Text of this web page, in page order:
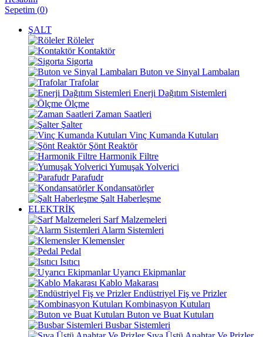
Sepetim (0)
ŞALT
Röleler
Kontaktör
Sigorta
Buton ve Sinyal Lambaları
Trafolar
Enerji Dağıtım Sistemleri
Ölçme
Zaman Saatleri
Şalter
Vinç Kumanda Kutuları
Şönt Reaktör
Harmonik Filtre
Yumuşak Yolverici
Parafudr
Kondansatörler
Şalt Haberleşme
ELEKTRİK
Sarf Malzemeleri
Alarm Sistemleri
Klemensler
Pedal
Isıtıcı
Uyarıcı Ekipmanlar
Kablo Makarası
Endüstriyel Fiş ve Prizler
Kombinasyon Kutuları
Buton ve Buat Kutuları
Busbar Sistemleri